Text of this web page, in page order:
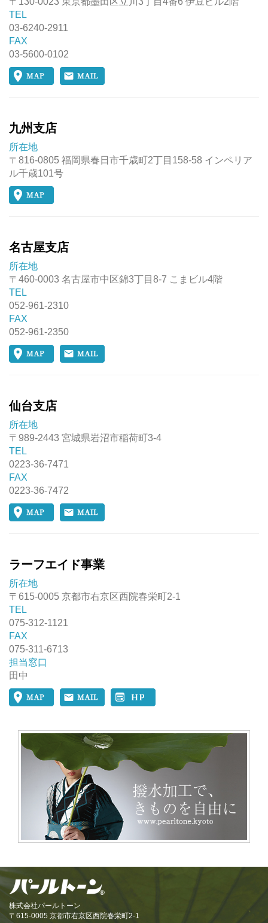
TEL
03-6240-2911
FAX
03-5600-0102
九州支店
所在地
〒816-0805 福岡県春日市千歳町2丁目158-58 インペリア
ル千歳101号
名古屋支店
所在地
〒460-0003 名古屋市中区錦3丁目8-7 こまビル4階
TEL
052-961-2310
FAX
052-961-2350
仙台支店
所在地
〒989-2443 宮城県岩沼市稲荷町3-4
TEL
0223-36-7471
FAX
0223-36-7472
ラーフエイド事業
所在地
〒615-0005 京都市右京区西院春栄町2-1
TEL
075-312-1121
FAX
075-311-6713
担当窓口
田中
株式会社パールトーン
〒615-0005 京都市右京区西院春栄町2-1